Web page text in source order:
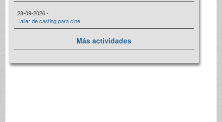
28-09-2026 -
Taller de casting para cine
Más actividades